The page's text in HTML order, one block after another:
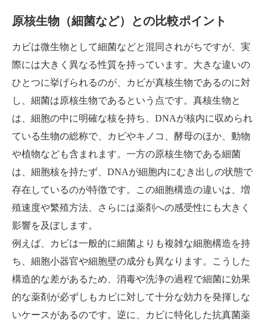
原核生物（細菌など）との比較ポイント
カビは微生物として細菌などと混同されがちですが、実
際には大きく異なる性質を持っています。大きな違いの
ひとつに挙げられるのが、カビが真核生物であるのに対
し、細菌は原核生物であるという点です。真核生物と
は、細胞の中に明確な核を持ち、DNAが核内に収められ
ている生物の総称で、カビやキノコ、酵母のほか、動物
や植物なども含まれます。一方の原核生物である細菌
は、細胞核を持たず、DNAが細胞内にむき出しの状態で
存在しているのが特徴です。この細胞構造の違いは、増
殖速度や繁殖方法、さらには薬剤への感受性にも大きく
影響を及ぼします。
例えば、カビは一般的に細菌よりも複雑な細胞構造を持
ち、細胞小器官や細胞壁の成分も異なります。こうした
構造的な差があるため、消毒や洗浄の過程で細菌に効果
的な薬剤が必ずしもカビに対して十分な効力を発揮しな
いケースがあるのです。逆に、カビに特化した抗真菌薬